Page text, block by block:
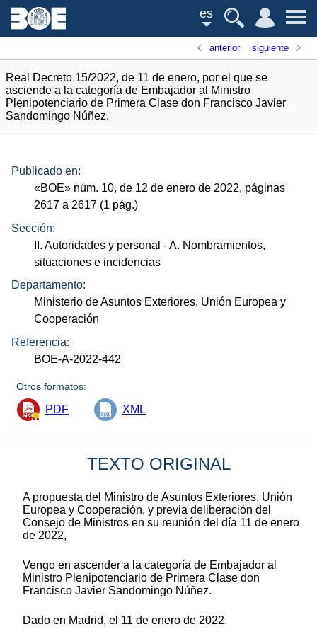
es
anterior siguiente
Real Decreto 15/2022, de 11 de enero, por el que se
asciende a la categoría de Embajador al Ministro
Plenipotenciario de Primera Clase don Francisco Javier
Sandomingo Núñez.
Publicado en:
«BOE» núm. 10, de 12 de enero de 2022, páginas
2617 a 2617 (1 pág.)
Sección:
II. Autoridades y personal - A. Nombramientos,
situaciones e incidencias
Departamento:
Ministerio de Asuntos Exteriores, Unión Europea y
Cooperación
Referencia:
BOE-A-2022-442
Otros formatos:
PDF XML
TEXTO ORIGINAL
A propuesta del Ministro de Asuntos Exteriores, Unión
Europea y Cooperación, y previa deliberación del
Consejo de Ministros en su reunión del día 11 de enero
de 2022,
Vengo en ascender a la categoría de Embajador al
Ministro Plenipotenciario de Primera Clase don
Francisco Javier Sandomingo Núñez.
Dado en Madrid, el 11 de enero de 2022.